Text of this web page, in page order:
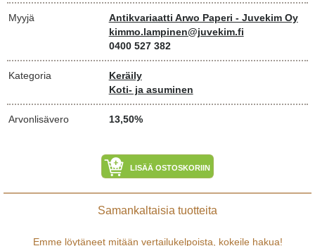
Myyjä
Antikvariaatti Arwo Paperi - Juvekim Oy
kimmo.lampinen@juvekim.fi
0400 527 382
Kategoria
Keräily
Koti- ja asuminen
Arvonlisävero 13,50%
LISÄÄ OSTOSKORIIN
Samankaltaisia tuotteita
Emme löytäneet mitään vertailukelpoista, kokeile hakua!